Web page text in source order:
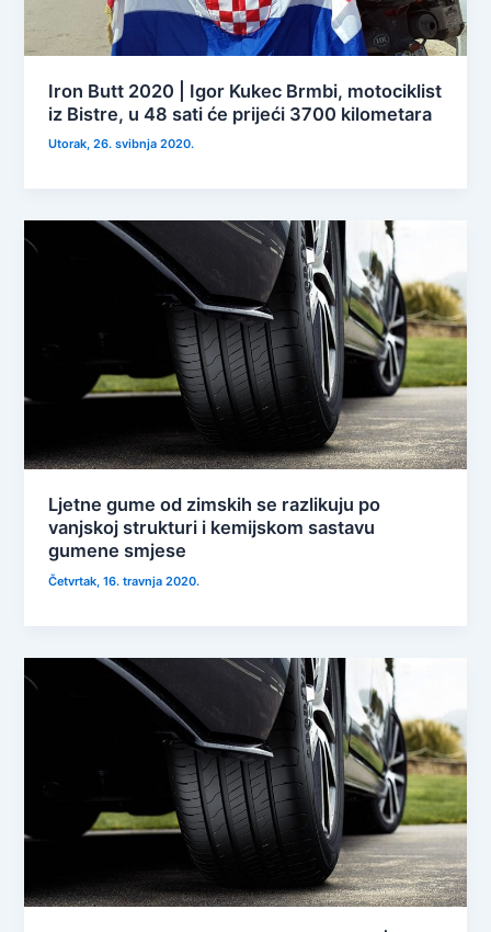
Iron Butt 2020 | Igor Kukec Brmbi, motociklist
iz Bistre, u 48 sati će prijeći 3700 kilometara
Utorak, 26. svibnja 2020.
Ljetne gume od zimskih se razlikuju po
vanjskoj strukturi i kemijskom sastavu
gumene smjese
Četvrtak, 16. travnja 2020.